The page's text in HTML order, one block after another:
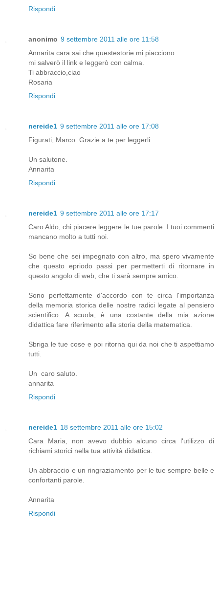
Rispondi
anonimo 9 settembre 2011 alle ore 11:58
Annarita cara sai che questestorie mi piacciono
mi salverò il link e leggerò con calma.
Ti abbraccio,ciao
Rosaria
Rispondi
nereide1 9 settembre 2011 alle ore 17:08
Figurati, Marco. Grazie a te per leggerli.
Un salutone.
Annarita
Rispondi
nereide1 9 settembre 2011 alle ore 17:17
Caro Aldo, chi piacere leggere le tue parole. I tuoi commenti
mancano molto a tutti noi.
So bene che sei impegnato con altro, ma spero vivamente
che questo epriodo passi per permetterti di ritornare in
questo angolo di web, che ti sarà sempre amico.
Sono perfettamente d'accordo con te circa l'importanza
della memoria storica delle nostre radici legate al pensiero
scientifico. A scuola, è una costante della mia azione
didattica fare riferimento alla storia della matematica.
Sbriga le tue cose e poi ritorna qui da noi che ti aspettiamo
tutti.
Un caro saluto.
annarita
Rispondi
nereide1 18 settembre 2011 alle ore 15:02
Cara Maria, non avevo dubbio alcuno circa l'utilizzo di
richiami storici nella tua attività didattica.
Un abbraccio e un ringraziamento per le tue sempre belle e
confortanti parole.
Annarita
Rispondi